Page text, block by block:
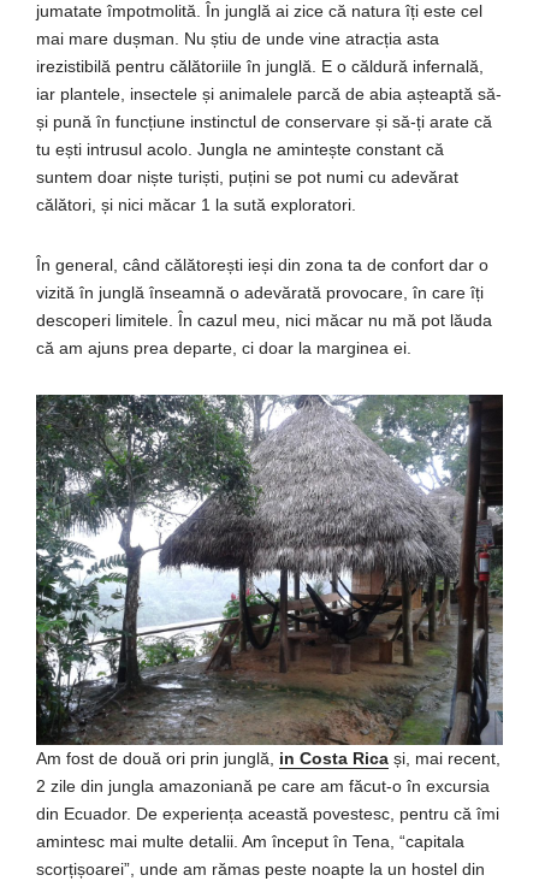
jumatate împotmolită. În junglă ai zice că natura îți este cel
mai mare dușman. Nu știu de unde vine atracția asta
irezistibilă pentru călătoriile în junglă. E o căldură infernală,
iar plantele, insectele și animalele parcă de abia așteaptă să-
și pună în funcțiune instinctul de conservare și să-ți arate că
tu ești intrusul acolo. Jungla ne amintește constant că
suntem doar niște turiști, puțini se pot numi cu adevărat
călători, și nici măcar 1 la sută exploratori.
În general, când călătorești ieși din zona ta de confort dar o
vizită în junglă înseamnă o adevărată provocare, în care îți
descoperi limitele. În cazul meu, nici măcar nu mă pot lăuda
că am ajuns prea departe, ci doar la marginea ei.
Am fost de două ori prin junglă, in Costa Rica și, mai recent,
2 zile din jungla amazoniană pe care am făcut-o în excursia
din Ecuador. De experiența această povestesc, pentru că îmi
amintesc mai multe detalii. Am început în Tena, “capitala
scorțișoarei”, unde am rămas peste noapte la un hostel din